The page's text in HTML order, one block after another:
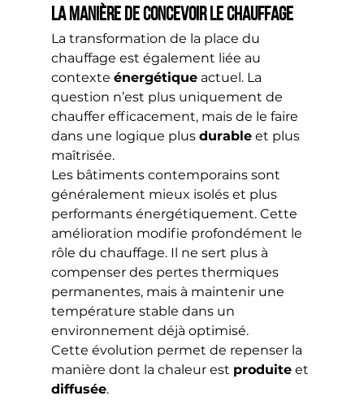
la manière de concevoir le chauffage
La transformation de la place du
chauffage est également liée au
contexte énergétique actuel. La
question n’est plus uniquement de
chauffer efficacement, mais de le faire
dans une logique plus durable et plus
maîtrisée.
Les bâtiments contemporains sont
généralement mieux isolés et plus
performants énergétiquement. Cette
amélioration modifie profondément le
rôle du chauffage. Il ne sert plus à
compenser des pertes thermiques
permanentes, mais à maintenir une
température stable dans un
environnement déjà optimisé.
Cette évolution permet de repenser la
manière dont la chaleur est produite et
diffusée.